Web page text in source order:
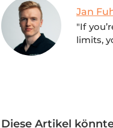
Jan
"If
limits,
Diese Artikel